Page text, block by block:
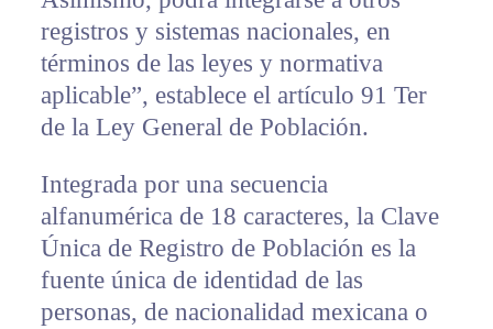
registros y sistemas nacionales, en
términos de las leyes y normativa
aplicable”, establece el artículo 91 Ter
de la Ley General de Población.
Integrada por una secuencia
alfanumérica de 18 caracteres, la Clave
Única de Registro de Población es la
fuente única de identidad de las
personas, de nacionalidad mexicana o